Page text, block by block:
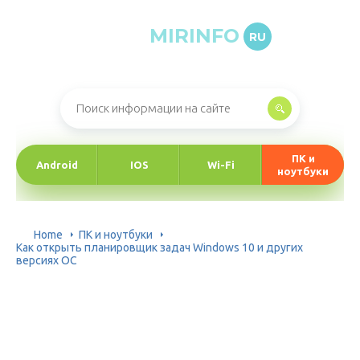
MIRINFO RU
Android IOS Wi-Fi
ПК и
ноутбуки
Home
ПК и ноутбуки
Как открыть планировщик задач Windows 10 и других
версиях ОС